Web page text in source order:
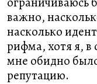
важно,
насколько
рифма, хотя я,
мне обидно
репутацию.